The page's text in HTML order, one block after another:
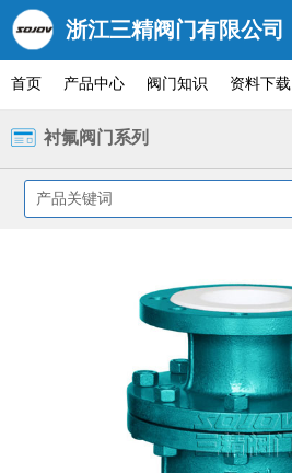
浙江三精阀门有限公司
首页 产品中心 阀门知识 资料下载
衬氟阀门系列